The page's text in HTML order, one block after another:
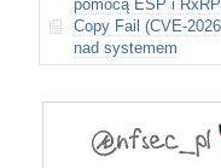
pomocą ESP i
Copy Fail (CVE-
nad systemem